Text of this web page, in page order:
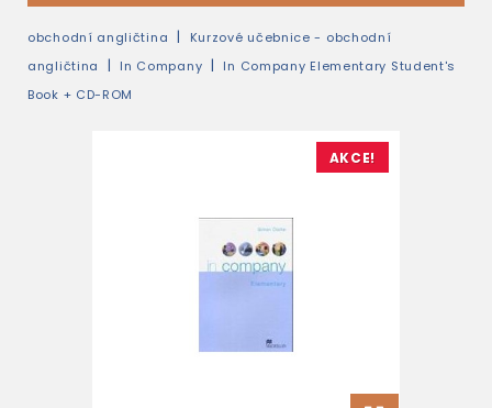
obchodní angličtina
Kurzové učebnice - obchodní
angličtina
In Company
In Company Elementary Student's
Book + CD-ROM
AKCE!